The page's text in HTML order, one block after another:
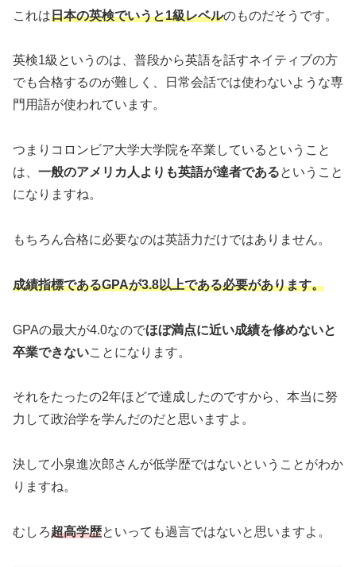
これは日本の英検でいうと1級レベルのものだそうです。
英検1級というのは、普段から英語を話すネイティブの方
でも合格するのが難しく、日常会話では使わないような専
門用語が使われています。
つまりコロンビア大学大学院を卒業しているということ
は、 一般のアメリカ人よりも英語が達者であるということ
になりますね。
もちろん合格に必要なのは英語力だけではありません。
成績指標であるGPAが3.8以上である必要があります。
GPAの最大が4.0なのでほぼ満点に近い成績を修めないと
卒業できないことになります。
それをたったの2年ほどで達成したのですから、本当に努
力して政治学を学んだのだと思いますよ。
決して小泉進次郎さんが低学歴ではないということがわか
りますね。
むしろ超高学歴といっても過言ではないと思いますよ。